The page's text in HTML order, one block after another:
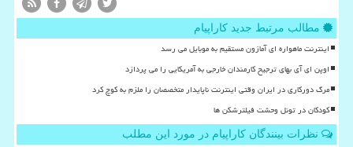
مطالب مرتبط جدید کاراپیام
اینترنت ماهواره ای آمازون مستقیم به موبایل می رسد
اوپن ای آی بهای ترجیح کارمندان خارجی به آمریکایی را می پردازد
مرگ دورکاری در ایران وقتی اینترنت ناپایدار متخصصان را ملزم به کوچ کرد
کودکان در تونل وحشت فیلترشکن ها
نظرات بینندگان کاراپیام در مورد این مطلب